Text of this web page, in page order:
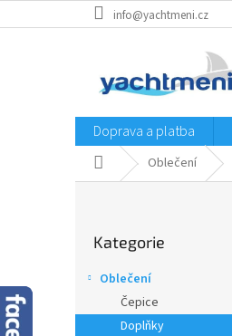
na
info@yachtmeni.cz
Doprava a platba
Domů Oblečení
n
kategorie
Kategorie
Oblečení
Čepice
Doplňky